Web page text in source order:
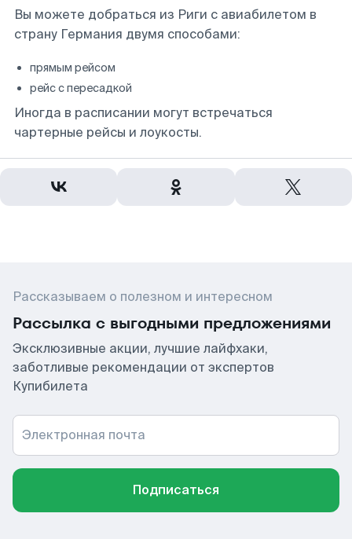
Вы можете добраться из Риги с авиабилетом в
страну Германия двумя способами:
прямым рейсом
рейс с пересадкой
Иногда в расписании могут встречаться
чартерные рейсы и лоукосты.
Рассказываем о полезном и интересном
Рассылка с выгодными предложениями
Эксклюзивные акции, лучшие лайфхаки,
заботливые рекомендации от экспертов
Купибилета
Электронная почта
Подписаться